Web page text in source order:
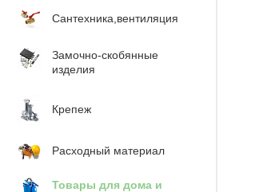
Сантехника,вентиляция
Замочно-скобянные
изделия
Крепеж
Расходный материал
Товары для дома и